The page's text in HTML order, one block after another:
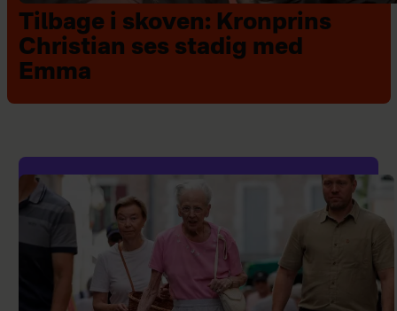
Tilbage i skoven: Kronprins
Christian ses stadig med
Emma